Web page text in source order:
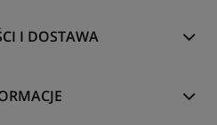
I DOSTAWA